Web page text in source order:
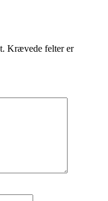
Krævede felter er